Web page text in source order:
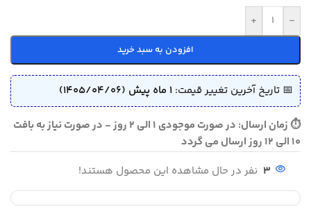
-
+
افزودن به سبد خرید
📅 تاریخ آخرین تغییر قیمت: 1 ماه پیش (1405/04/06)
⏱ زمان ارسال: در صورت موجودی 1 الی 2 روز - در صورت نیاز به بافت
10 الی 12 روز ارسال می گردد
3 نفر در حال مشاهده این محصول هستند!